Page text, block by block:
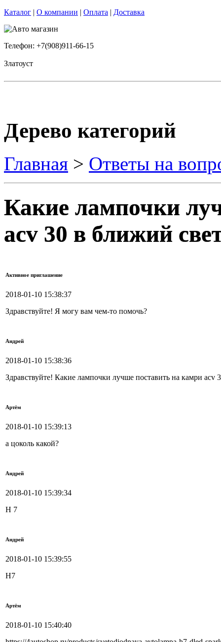
Каталог | О компании | Оплата | Доставка
Телефон: +7(908)911-66-15
Златоуст
Дерево категорий
Главная > Ответы на
Какие лампочки
acv 30 в ближий
Активное приглашение
2018-01-10 15:38:37
Здравствуйте! Я могу вам чем-то помочь?
Андрей
2018-01-10 15:38:36
Здравствуйте! Какие лампочки лучше поставить на камри acv
Артём
2018-01-10 15:39:13
а цоколь какой?
Андрей
2018-01-10 15:39:34
H 7
Андрей
2018-01-10 15:39:55
H7
Артём
2018-01-10 15:40:40